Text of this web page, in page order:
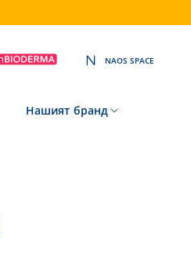
NAOS SPACE
Нашият бранд